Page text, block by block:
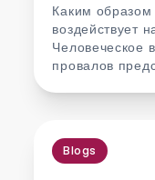
Каким образом
воздействует
Человеческое
провалов
Blogs